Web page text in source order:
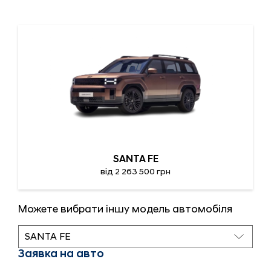
Заявка на авто
SANTA FE
від 2 263 500 грн
Можете вибрати іншу модель автомобіля